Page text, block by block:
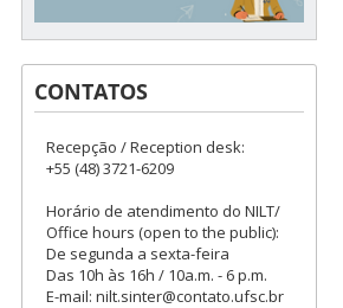
CONTATOS
Recepção / Reception desk:
+55 (48) 3721-6209
Horário de atendimento do NILT/
Office hours (open to the public):
De segunda a sexta-feira
Das 10h às 16h / 10a.m. - 6 p.m.
E-mail: nilt.sinter@contato.ufsc.br